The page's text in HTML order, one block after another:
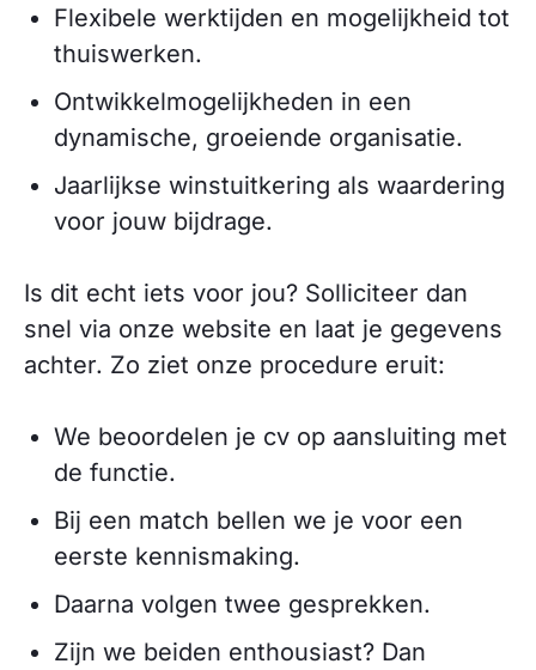
Flexibele werktijden en mogelijkheid tot
thuiswerken.
Ontwikkelmogelijkheden in een
dynamische, groeiende organisatie.
Jaarlijkse winstuitkering als waardering
voor jouw bijdrage.
Is dit echt iets voor jou? Solliciteer dan
snel via onze website en laat je gegevens
achter. Zo ziet onze procedure eruit:
We beoordelen je cv op aansluiting met
de functie.
Bij een match bellen we je voor een
eerste kennismaking.
Daarna volgen twee gesprekken.
Zijn we beiden enthousiast? Dan